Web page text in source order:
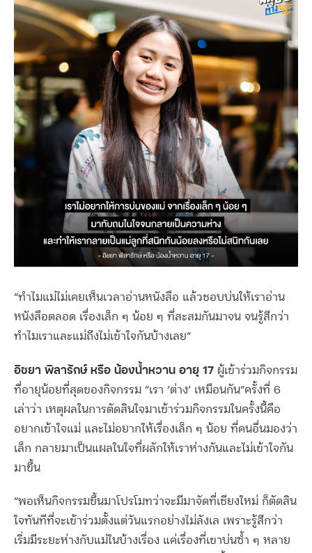
“ทำไมแม่ไม่เคยเห็นเวลาอ่านหนังสือ แล้วชอบบ่นให้เราอ่าน
หนังสือตลอด เรื่องเล็ก ๆ น้อย ๆ ที่สะสมกันมาจน จนรู้สึกว่า
ทำไมเราและแม่ถึงไม่เข้าใจกันบ้างเลย”
อิชยา พิลารักษ์ หรือ น้องน้ำหวาน อายุ 17 ผู้เข้าร่วมกิจกรรม
ที่อายุน้อยที่สุดของกิจกรรม “เรา ‘ต่าง’ เหมือนกัน”ครั้งที่ 6
เล่าว่า เหตุผลในการตัดสินใจมาเข้าร่วมกิจกรรมในครั้งนี้คือ
อยากเข้าใจแม่ และไม่อยากให้เรื่องเล็ก ๆ น้อย ที่คนอื่นมองว่า
เล็ก กลายมาเป็นแผลในใจที่ผลักให้เราห่างกันและไม่เข้าใจกัน
มาขึ้น
“พอเห็นกิจกรรมขึ้นมาโปรโมทว่าจะมีมาจัดที่เชียงใหม่ ก็ตัดสิน
ใจทันทีที่จะเข้าร่วมตั้งแต่วันแรกอย่างไม่ลังเล เพราะรู้สึกว่า
เริ่มมีระยะห่างกับแม่ในบ้างเรื่อง แค่เรื่องที่เขาบ่นซ้ำ ๆ หลาย